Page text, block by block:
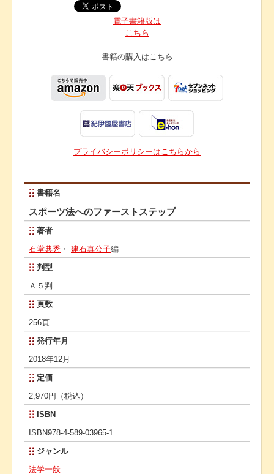
電子書籍版は
こちら
書籍の購入はこちら
プライバシーポリシーはこちらから
書籍名
スポーツ法へのファーストステップ
著者
石堂典秀 ・ 建石真公子編
判型
Ａ５判
頁数
256頁
発行年月
2018年12月
定価
2,970円（税込）
ISBN
ISBN978-4-589-03965-1
ジャンル
法学一般